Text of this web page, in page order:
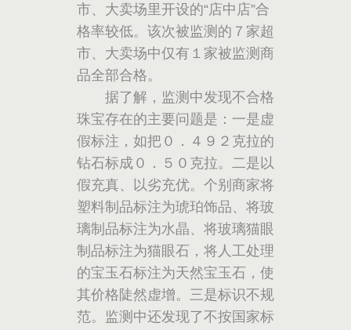
市、大卖场里开设的“店中店”合
格率较低。该次被监测的７家超
市、大卖场中仅有１家被监测商
品全部合格。
据了解，监测中发现不合格
珠宝存在的主要问题是：一是虚
假标注，如把０．４９２克拉的
钻石标成０．５０克拉。二是以
假充真、以劣充优。个别商家将
塑料制品标注为琥珀饰品、将玻
璃制品标注为水晶、将玻璃猫眼
制品标注为猫眼石，将人工处理
的宝玉石标注为天然宝玉石，使
其价格陡然虚增。三是标识不规
范。监测中还发现了不按国家标